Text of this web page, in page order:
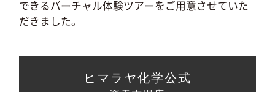
できるバーチャル体験ツアーをご用意させていた
だきました。
ヒマラヤ化学公式